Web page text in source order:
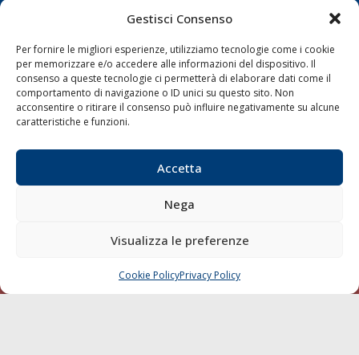
Gestisci Consenso
Per fornire le migliori esperienze, utilizziamo tecnologie come i cookie
per memorizzare e/o accedere alle informazioni del dispositivo. Il
consenso a queste tecnologie ci permetterà di elaborare dati come il
comportamento di navigazione o ID unici su questo sito. Non
acconsentire o ritirare il consenso può influire negativamente su alcune
caratteristiche e funzioni.
Accetta
Nega
Visualizza le preferenze
Cookie PolicyPrivacy Policy
LINK
Shipping
Porti/Interporti
Trasporti
Sostenibilità
Compagnie di Navigazione
Blue economy
Diporto
Contatti
CHIAMA SCRIVI